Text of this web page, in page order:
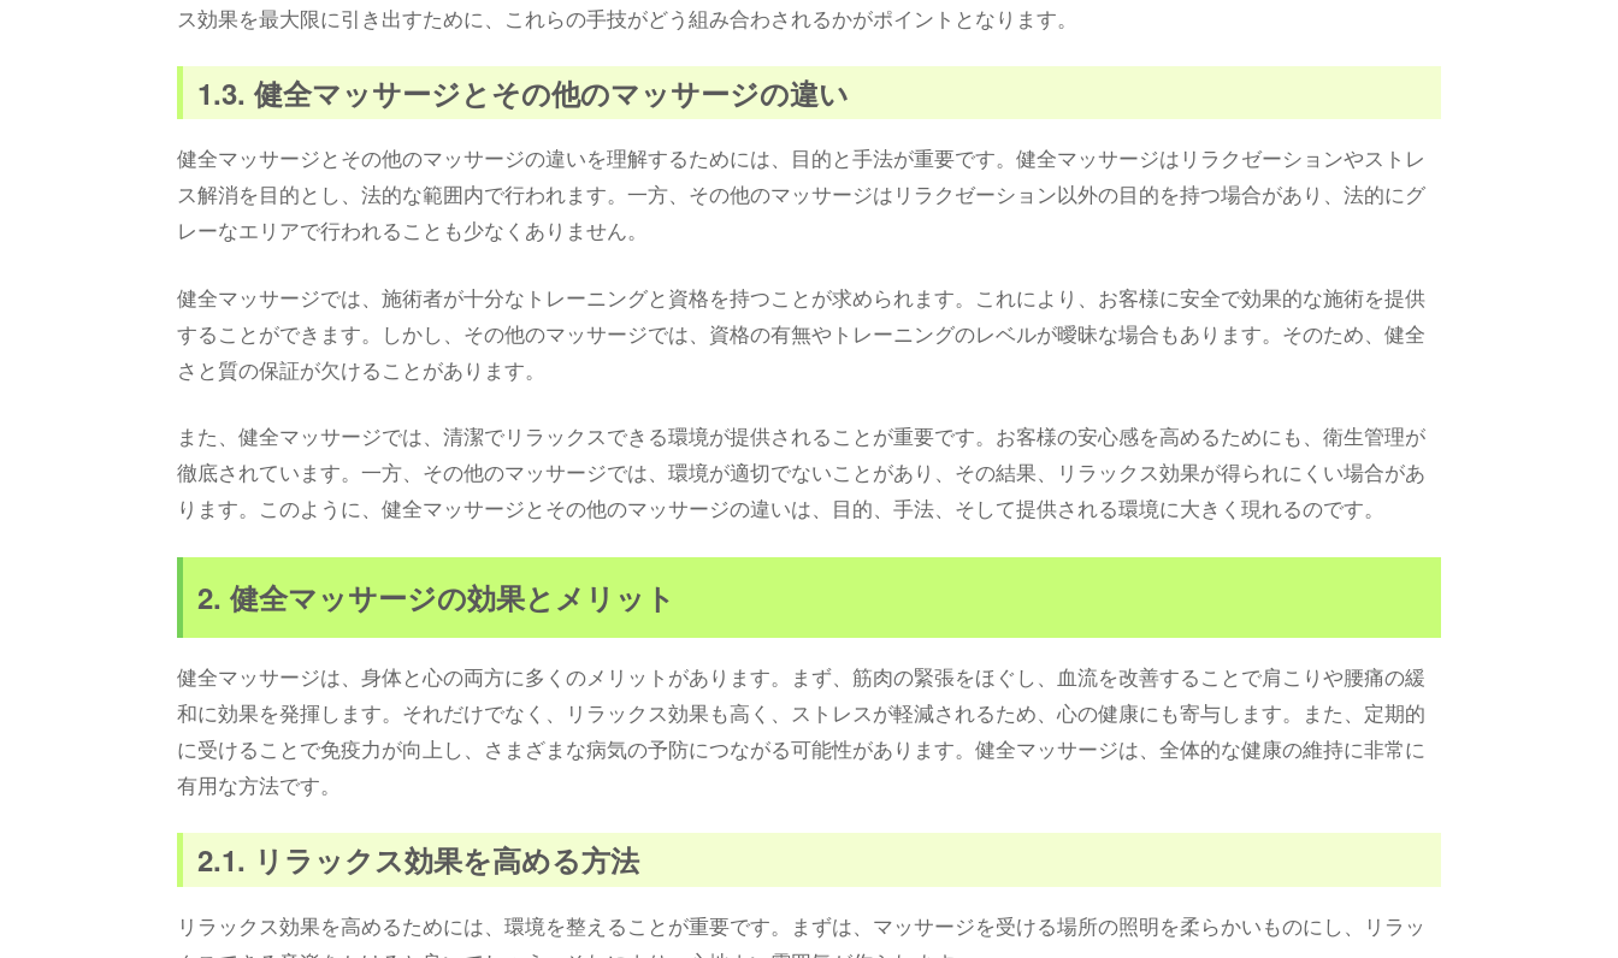
ス効果を最大限に引き出すために、これらの手技がどう組み合わされるかがポイントとなります。
1.3. 健全マッサージとその他のマッサージの違い
健全マッサージとその他のマッサージの違いを理解するためには、目的と手法が重要です。健全マッサージはリラクゼーションやストレ
ス解消を目的とし、法的な範囲内で行われます。一方、その他のマッサージはリラクゼーション以外の目的を持つ場合があり、法的にグ
レーなエリアで行われることも少なくありません。
健全マッサージでは、施術者が十分なトレーニングと資格を持つことが求められます。これにより、お客様に安全で効果的な施術を提供
することができます。しかし、その他のマッサージでは、資格の有無やトレーニングのレベルが曖昧な場合もあります。そのため、健全
さと質の保証が欠けることがあります。
また、健全マッサージでは、清潔でリラックスできる環境が提供されることが重要です。お客様の安心感を高めるためにも、衛生管理が
徹底されています。一方、その他のマッサージでは、環境が適切でないことがあり、その結果、リラックス効果が得られにくい場合があ
ります。このように、健全マッサージとその他のマッサージの違いは、目的、手法、そして提供される環境に大きく現れるのです。
2. 健全マッサージの効果とメリット
健全マッサージは、身体と心の両方に多くのメリットがあります。まず、筋肉の緊張をほぐし、血流を改善することで肩こりや腰痛の緩
和に効果を発揮します。それだけでなく、リラックス効果も高く、ストレスが軽減されるため、心の健康にも寄与します。また、定期的
に受けることで免疫力が向上し、さまざまな病気の予防につながる可能性があります。健全マッサージは、全体的な健康の維持に非常に
有用な方法です。
2.1. リラックス効果を高める方法
リラックス効果を高めるためには、環境を整えることが重要です。まずは、マッサージを受ける場所の照明を柔らかいものにし、リラッ